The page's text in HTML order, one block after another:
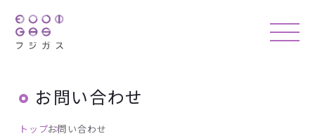
お問い合わせ
トップお問い合わせ